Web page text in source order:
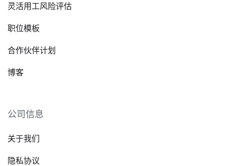
灵活用工风险评估
职位模板
合作伙伴计划
博客
公司信息
关于我们
隐私协议